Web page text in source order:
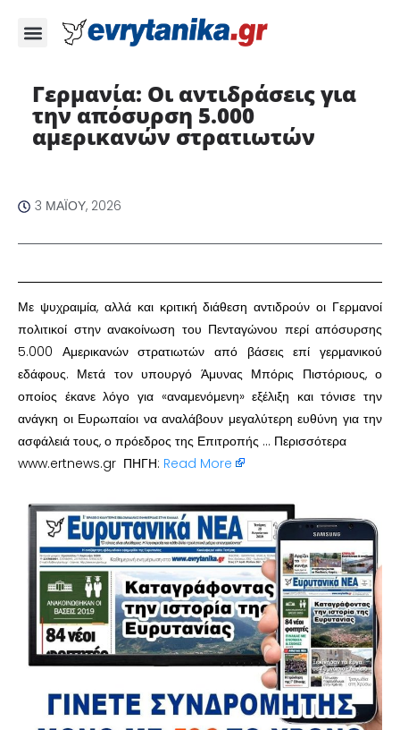
Γερμανία: Οι αντιδράσεις για
την απόσυρση 5.000
αμερικανών στρατιωτών ​
3 ΜΑΪ́ΟΥ, 2026
​Με ψυχραιμία, αλλά και κριτική διάθεση αντιδρούν οι Γερμανοί
πολιτικοί στην ανακοίνωση του Πενταγώνου περί απόσυρσης
5.000 Αμερικανών στρατιωτών από βάσεις επί γερμανικού
εδάφους. Μετά τον υπουργό Άμυνας Μπόρις Πιστόριους, ο
οποίος έκανε λόγο για «αναμενόμενη» εξέλιξη και τόνισε την
ανάγκη οι Ευρωπαίοι να αναλάβουν μεγαλύτερη ευθύνη για την
ασφάλειά τους, ο πρόεδρος της Επιτροπής … Περισσότερα
www.ertnews.gr ΠΗΓΗ: Read More